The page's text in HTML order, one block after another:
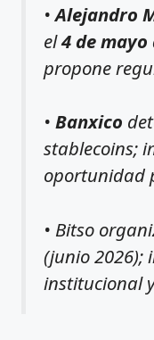
•Alejandro
el4 de mayo
propone
• Banxico
stablecoins;
oportunidad
• Bitso
(junio 2026);
institucional